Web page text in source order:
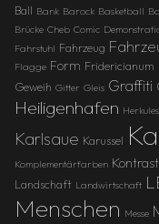
Ball Bank Barock Basketball
Brücke Cheb Comic
Fahrstuhl Fahrzeug
Flagge Form Fridericianum
Geweih Gitter Gleis Graffiti
Heiligenhafen Herkules
Karlsaue Karussel
Komplementärfarben Kontrast
Landschaft Landwirtschaft
Menschen Messe